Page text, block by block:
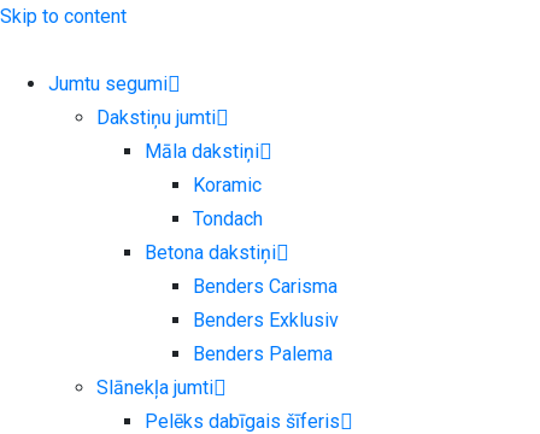
Skip to content
Jumtu segumi
Dakstiņu jumti
Māla dakstiņi
Koramic
Tondach
Betona dakstiņi
Benders Carisma
Benders Exklusiv
Benders Palema
Slānekļa jumti
Pelēks dabīgais šīferis